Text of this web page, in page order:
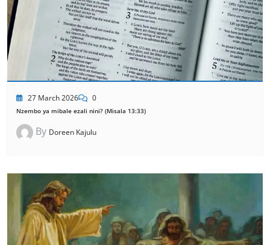
27 March 2026 0
Nzembo ya mibale ezali nini? (Misala 13:33)
By Doreen Kajulu